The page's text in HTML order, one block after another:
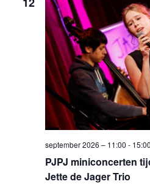
PJPJ miniconcerten
Jette de Jager Trio
september 2026 – 11:00 - 15:00